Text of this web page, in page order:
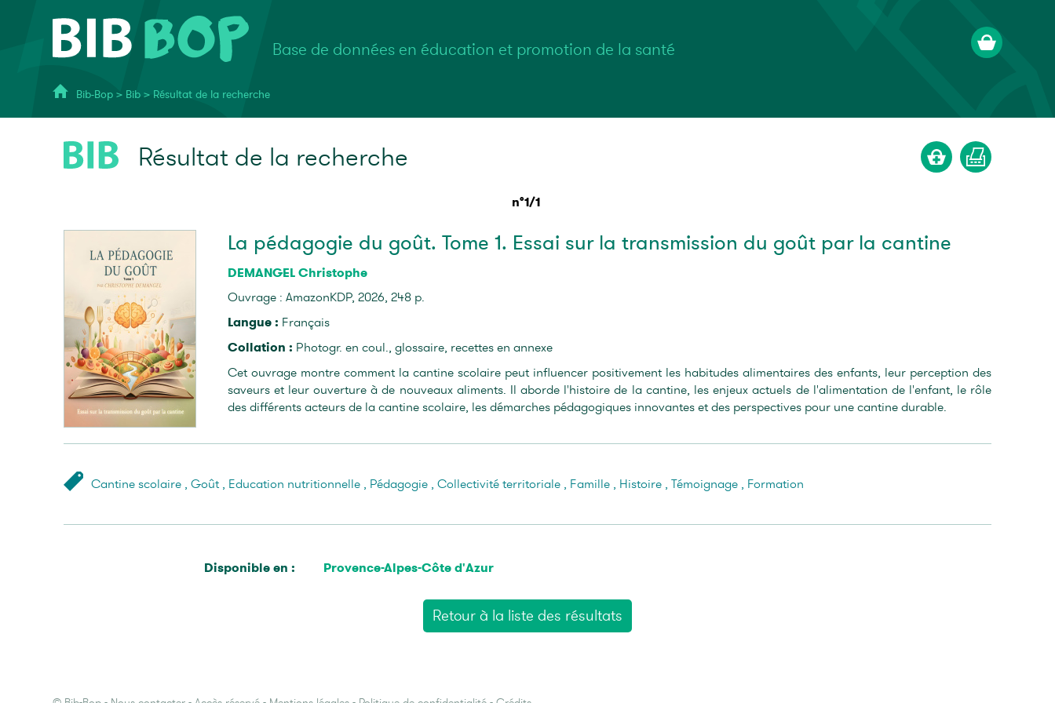
Base de données en éducation et promotion de la santé
Bib-Bop > Bib > Résultat de la recherche
Résultat de la recherche
n°1/1
La pédagogie du goût. Tome 1. Essai sur la transmission du goût par la cantine
DEMANGEL Christophe
Ouvrage : AmazonKDP, 2026, 248 p.
Langue : Français
Collation : Photogr. en coul., glossaire, recettes en annexe
Cet ouvrage montre comment la cantine scolaire peut influencer positivement les habitudes alimentaires des enfants, leur perception des
saveurs et leur ouverture à de nouveaux aliments. Il aborde l'histoire de la cantine, les enjeux actuels de l'alimentation de l'enfant, le rôle
des différents acteurs de la cantine scolaire, les démarches pédagogiques innovantes et des perspectives pour une cantine durable.
Cantine scolaire, Goût, Education nutritionnelle, Pédagogie, Collectivité territoriale, Famille, Histoire, Témoignage, Formation
Disponible en : Provence-Alpes-Côte d'Azur
Retour à la liste des résultats